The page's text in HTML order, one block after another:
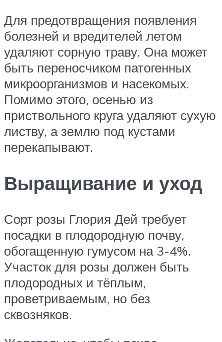
Для предотвращения появления
болезней и вредителей летом
удаляют сорную траву. Она может
быть переносчиком патогенных
микроорганизмов и насекомых.
Помимо этого, осенью из
приствольного круга удаляют сухую
листву, а землю под кустами
перекапывают.
Выращивание и уход
Сорт розы Глория Дей требует
посадки в плодородную почву,
обогащенную гумусом на 3-4%.
Участок для розы должен быть
плодородных и тёплым,
проветриваемым, но без
сквозняков.